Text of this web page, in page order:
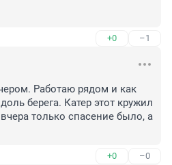
+0 –1
Работаю рядом и как
берега. Катер этот кружил
только спасение было, а
+0 –0